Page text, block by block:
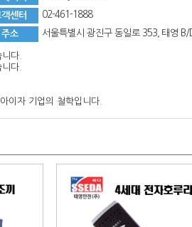
센터 02-461-1888
주소 서울특별시 광진구 동일로 353, 태영 B/
다.
다.
이자 기업의 철학입니다.